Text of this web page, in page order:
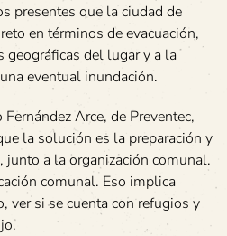
presentes que la ciudad de
en términos de evacuación,
geográficas del lugar y a la
eventual inundación.
Arce, de Preventec,
la solución es la preparación y
junto a la organización comunal.
comunal. Eso implica
ver si se cuenta con refugios y